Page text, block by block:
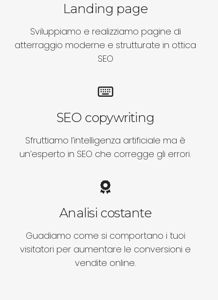
Landing page
Sviluppiamo e realizziamo pagine di
atterraggio moderne e strutturate in ottica
SEO
SEO copywriting
Sfruttiamo l’intelligenza artificiale ma è
un’esperto in SEO che corregge gli errori.
Analisi costante
Guadiamo come si comportano i tuoi
visitatori per aumentare le conversioni e
vendite online.